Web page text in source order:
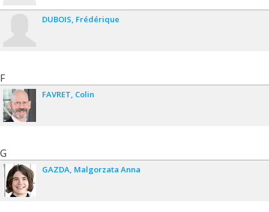
DUBOIS Frédérique
F
FAVRET Colin
G
GAZDA Malgorzata Anna